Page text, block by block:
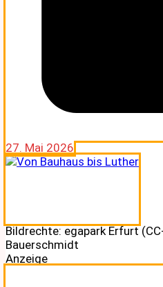
27. Mai 2026
Bildrechte: egapark Erfurt
Bauerschmidt
Anzeige